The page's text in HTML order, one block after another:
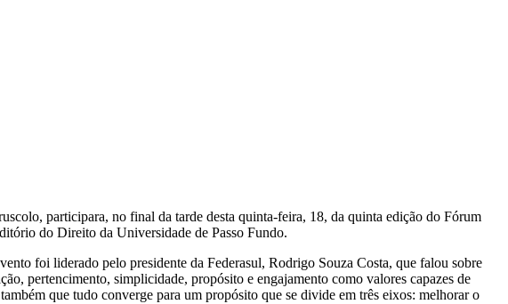
participara, no final da tarde desta quinta-feira, 18, da quinta edição do Fórum
do Direito da Universidade de Passo Fundo.
foi liderado pelo presidente da Federasul, Rodrigo Souza Costa, que falou sobre
pertencimento, simplicidade, propósito e engajamento como valores capazes de
que tudo converge para um propósito que se divide em três eixos: melhorar o